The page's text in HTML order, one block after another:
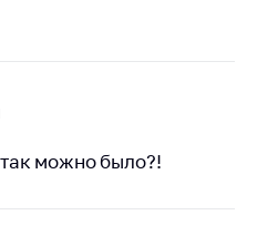
можно было?!